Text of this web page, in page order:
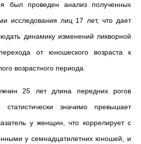
был проведен анализ полученных
исследования лиц 17 лет, что дает
динамику изменений ликворной
от юношеского возраста к
возрастного периода.
25 лет длина передних рогов
статистически значимо превышает
у женщин, что коррелирует с
у семнадцатилетних юношей, и